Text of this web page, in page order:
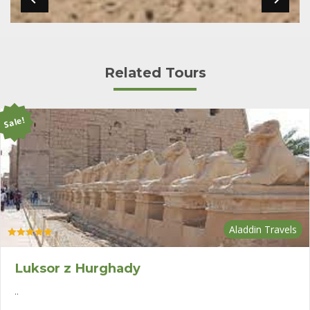
Related Tours
Sale!
Aladdin Travels
Oceniono
Luksor z Hurghady
..